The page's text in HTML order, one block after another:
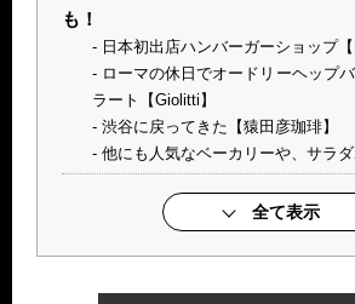
も！
日本初出店ハンバーガーショップ【
ローマの休日でオードリーヘップ
ラート【Giolitti】
渋谷に戻ってきた【猿田彦珈琲】
他にも人気なベーカリーや、サラ
全て表示